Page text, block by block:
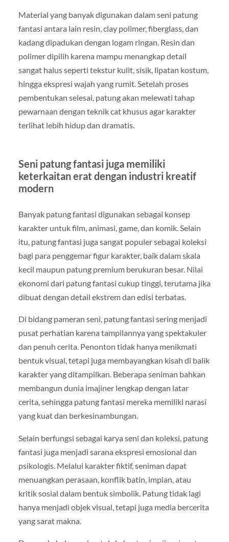
Material yang banyak digunakan dalam seni patung
fantasi antara lain resin, clay polimer, fiberglass, dan
kadang dipadukan dengan logam ringan. Resin dan
polimer dipilih karena mampu menangkap detail
sangat halus seperti tekstur kulit, sisik, lipatan kostum,
hingga ekspresi wajah yang rumit. Setelah proses
pembentukan selesai, patung akan melewati tahap
pewarnaan dengan teknik cat khusus agar karakter
terlihat lebih hidup dan dramatis.
Seni patung fantasi juga memiliki
keterkaitan erat dengan industri kreatif
modern
Banyak patung fantasi digunakan sebagai konsep
karakter untuk film, animasi, game, dan komik. Selain
itu, patung fantasi juga sangat populer sebagai koleksi
bagi para penggemar figur karakter, baik dalam skala
kecil maupun patung premium berukuran besar. Nilai
ekonomi dari patung fantasi cukup tinggi, terutama jika
dibuat dengan detail ekstrem dan edisi terbatas.
Di bidang pameran seni, patung fantasi sering menjadi
pusat perhatian karena tampilannya yang spektakuler
dan penuh cerita. Penonton tidak hanya menikmati
bentuk visual, tetapi juga membayangkan kisah di balik
karakter yang ditampilkan. Beberapa seniman bahkan
membangun dunia imajiner lengkap dengan latar
cerita, sehingga patung fantasi mereka memiliki narasi
yang kuat dan berkesinambungan.
Selain berfungsi sebagai karya seni dan koleksi, patung
fantasi juga menjadi sarana ekspresi emosional dan
psikologis. Melalui karakter fiktif, seniman dapat
menuangkan perasaan, konflik batin, impian, atau
kritik sosial dalam bentuk simbolik. Patung tidak lagi
hanya menjadi objek visual, tetapi juga media bercerita
yang sarat makna.